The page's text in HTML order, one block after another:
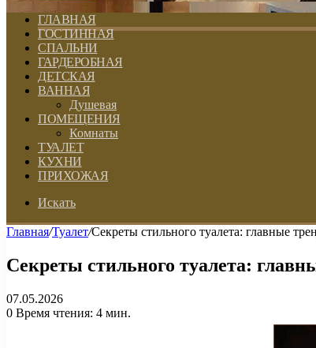
ГЛАВНАЯ
ГОСТИННАЯ
СПАЛЬНИ
ГАРДЕРОБНАЯ
ДЕТСКАЯ
ВАННАЯ
Душевая
ПОМЕЩЕНИЯ
Комнаты
ТУАЛЕТ
КУХНИ
ПРИХОЖАЯ
Искать
Главная/Туалет/Секреты стильного туалета: главные
Секреты стильного туалета:
07.05.2026
0 Время чтения: 4 мин.